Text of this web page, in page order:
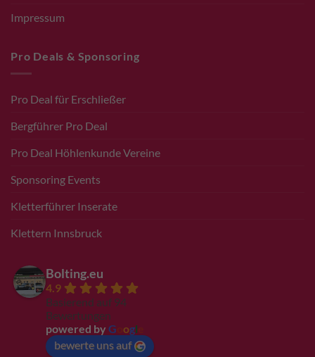
Impressum
Pro Deals & Sponsoring
Pro Deal für Erschließer
Bergführer Pro Deal
Pro Deal Höhlenkunde Vereine
Sponsoring Events
Kletterführer Inserate
Klettern Innsbruck
Bolting.eu
4.9
Basierend auf 94
Bewertungen
powered by G ogl
bewerte uns auf